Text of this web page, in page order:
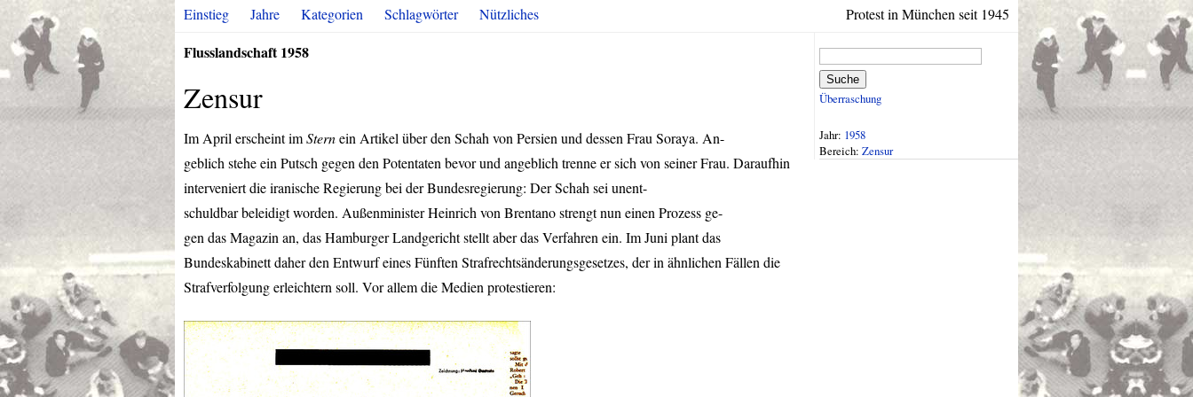
Protest in München seit 1945
Einstieg Jahre Kategorien Schlagwörter Nützliches
Flusslandschaft 1958
Zensur
Im April erscheint imSternein Artikel über den Schah von Persien und dessen Frau Soraya. An-
geblich stehe ein Putsch gegen den Potentaten bevor und angeblich trenne er sich von seiner Frau. Daraufhin
interveniert die iranische Regierung bei der Bundesregierung: Der Schah sei unent-
schuldbar beleidigt worden. Außenminister Heinrich von Brentano strengt nun einen Prozess ge-
gen das Magazin an, das Hamburger Landgericht stellt aber das Verfahren ein. Im Juni plant das
Bundeskabinett daher den Entwurf eines Fünften Strafrechtsänderungsgesetzes, der in ähnlichen Fällen die
Strafverfolgung erleichtern soll. Vor allem die Medien protestieren:
Suche
Überraschung
Jahr: 1958
Bereich: Zensur